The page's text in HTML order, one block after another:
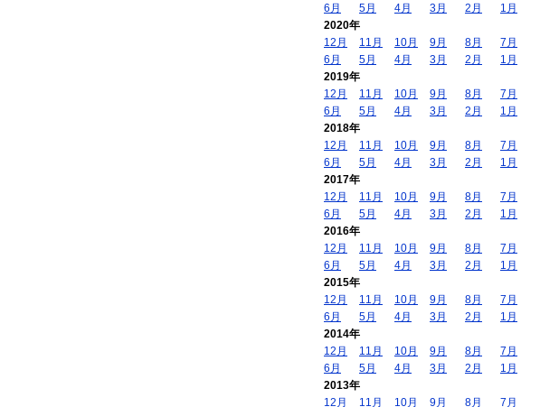
6月
5月 4月 3月 2月
1月
2020年
12月
11月 10月 9月 8月
7月
6月
5月 4月 3月 2月
1月
2019年
12月
11月 10月 9月 8月
7月
6月
5月 4月 3月 2月
1月
2018年
12月
11月 10月 9月 8月
7月
6月
5月 4月 3月 2月
1月
2017年
12月
11月 10月 9月 8月
7月
6月
5月 4月 3月 2月
1月
2016年
12月
11月 10月 9月 8月
7月
6月
5月 4月 3月 2月
1月
2015年
12月
11月 10月 9月 8月
7月
6月
5月 4月 3月 2月
1月
2014年
12月
11月 10月 9月 8月
7月
6月
5月 4月 3月 2月
1月
2013年
12月
11月 10月 9月 8月 7月